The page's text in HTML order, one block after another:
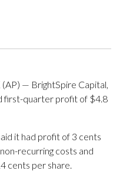
— BrightSpire Capital,
first-quarter profit of $4.8
it had profit of 3 cents
recurring costs and
cents per share.